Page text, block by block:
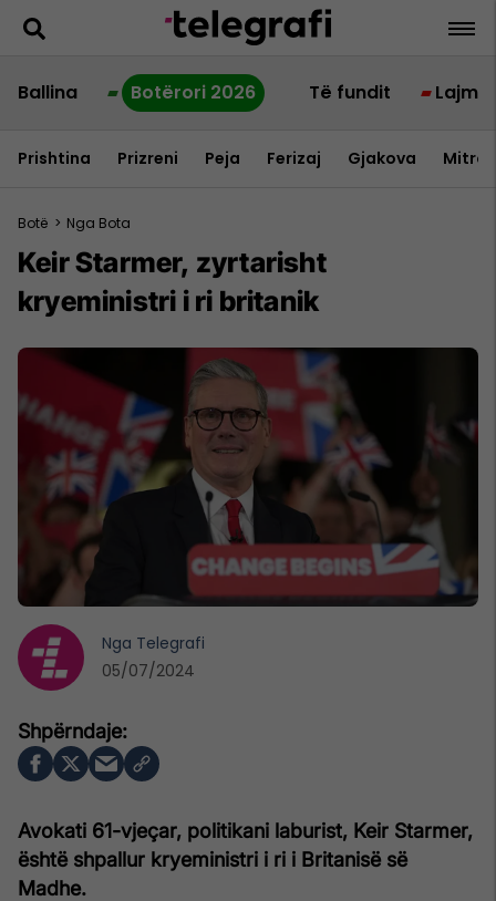
Ballina Botërori 2026 Të fundit Lajme
Prishtina Prizreni Peja Ferizaj Gjakova
Botë > Nga Bota
Keir Starmer, zyrtarisht
kryeministri i ri britanik
Avokati 61-vjeçar, politikani laburist, Keir Starmer,
është shpallur kryeministri i ri i Britanisë së
Madhe.
Nga Telegrafi
05/07/2024